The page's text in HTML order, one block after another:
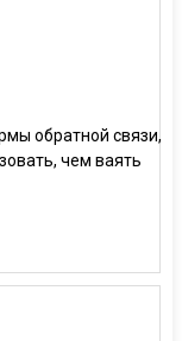
обратной связи,
чем ваять